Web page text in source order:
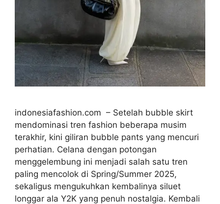
indonesiafashion.com – Setelah bubble skirt
mendominasi tren fashion beberapa musim
terakhir, kini giliran bubble pants yang mencuri
perhatian. Celana dengan potongan
menggelembung ini menjadi salah satu tren
paling mencolok di Spring/Summer 2025,
sekaligus mengukuhkan kembalinya siluet
longgar ala Y2K yang penuh nostalgia. Kembali